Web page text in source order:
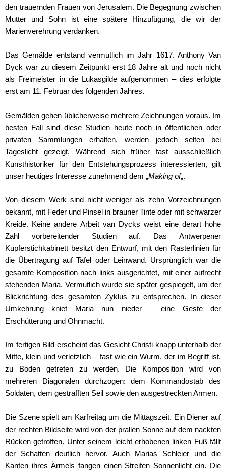
den trauernden Frauen von Jerusalem. Die Begegnung zwischen
Mutter und Sohn ist eine spätere Hinzufügung, die wir der
Marienverehrung verdanken.
Das Gemälde entstand vermutlich im Jahr 1617. Anthony Van
Dyck war zu diesem Zeitpunkt erst 18 Jahre alt und noch nicht
als Freimeister in die Lukasgilde aufgenommen – dies erfolgte
erst am 11. Februar des folgenden Jahres.
Gemälden gehen üblicherweise mehrere Zeichnungen voraus. Im
besten Fall sind diese Studien heute noch in öffentlichen oder
privaten Sammlungen erhalten, werden jedoch selten bei
Tageslicht gezeigt. Während sich früher fast ausschließlich
Kunsthistoriker für den Entstehungsprozess interessierten, gilt
unser heutiges Interesse zunehmend dem „Making of„.
Von diesem Werk sind nicht weniger als zehn Vorzeichnungen
bekannt, mit Feder und Pinsel in brauner Tinte oder mit schwarzer
Kreide. Keine andere Arbeit van Dycks weist eine derart hohe
Zahl vorbereitender Studien auf. Das Antwerpener
Kupferstichkabinett besitzt den Entwurf, mit den Rasterlinien für
die Übertragung auf Tafel oder Leinwand. Ursprünglich war die
gesamte Komposition nach links ausgerichtet, mit einer aufrecht
stehenden Maria. Vermutlich wurde sie später gespiegelt, um der
Blickrichtung des gesamten Zyklus zu entsprechen. In dieser
Umkehrung kniet Maria nun nieder – eine Geste der
Erschütterung und Ohnmacht.
Im fertigen Bild erscheint das Gesicht Christi knapp unterhalb der
Mitte, klein und verletzlich – fast wie ein Wurm, der im Begriff ist,
zu Boden getreten zu werden. Die Komposition wird von
mehreren Diagonalen durchzogen: dem Kommandostab des
Soldaten, dem gestrafften Seil sowie den ausgestreckten Armen.
Die Szene spielt am Karfreitag um die Mittagszeit. Ein Diener auf
der rechten Bildseite wird von der prallen Sonne auf dem nackten
Rücken getroffen. Unter seinem leicht erhobenen linken Fuß fällt
der Schatten deutlich hervor. Auch Marias Schleier und die
Kanten ihres Ärmels fangen einen Streifen Sonnenlicht ein. Die